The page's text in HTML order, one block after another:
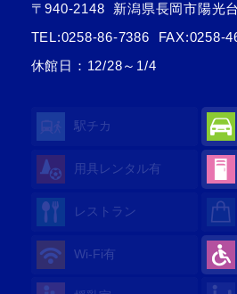
〒940-2148
新潟県長岡市陽光
TEL:0258-86-7386
FAX:0258-
休館日：12/28～1/4
駅チカ
用具レンタル有
レストラン
Wi-Fi有